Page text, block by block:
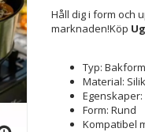
Håll dig i form och
marknaden!Köp
Typ: Bakform
Material:
Egenskaper:
Form: Rund
Kompatibel